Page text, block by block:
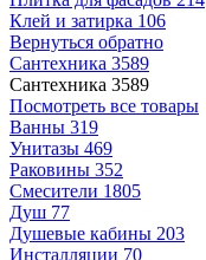
Клей и затирка 106
Вернуться обратно
Сантехника 3589
Сантехника 3589
Посмотреть все товары
Ванны 319
Унитазы 469
Раковины 352
Смесители 1805
Душ 77
Душевые кабины 203
Инсталляции 70